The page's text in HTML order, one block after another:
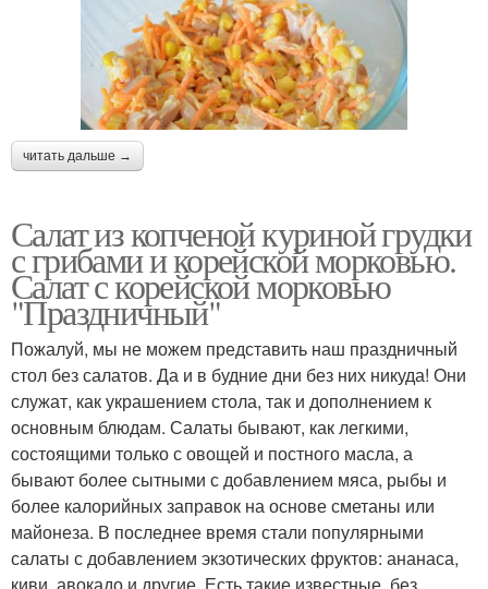
читать дальше →
Салат из копченой куриной грудки
с грибами и корейской морковью.
Салат с корейской морковью
"Праздничный"
Пожалуй, мы не можем представить наш праздничный
стол без салатов. Да и в будние дни без них никуда! Они
служат, как украшением стола, так и дополнением к
основным блюдам. Салаты бывают, как легкими,
состоящими только с овощей и постного масла, а
бывают более сытными с добавлением мяса, рыбы и
более калорийных заправок на основе сметаны или
майонеза. В последнее время стали популярными
салаты с добавлением экзотических фруктов: ананаса,